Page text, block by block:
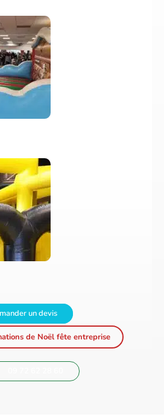
un devis
de Noël fête entreprise